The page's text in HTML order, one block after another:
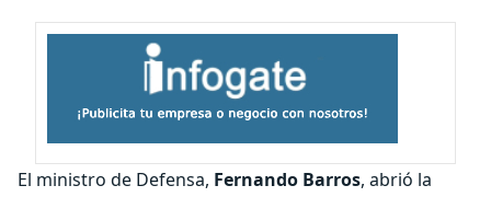
El ministro de Defensa, Fernando Barros, abrió la